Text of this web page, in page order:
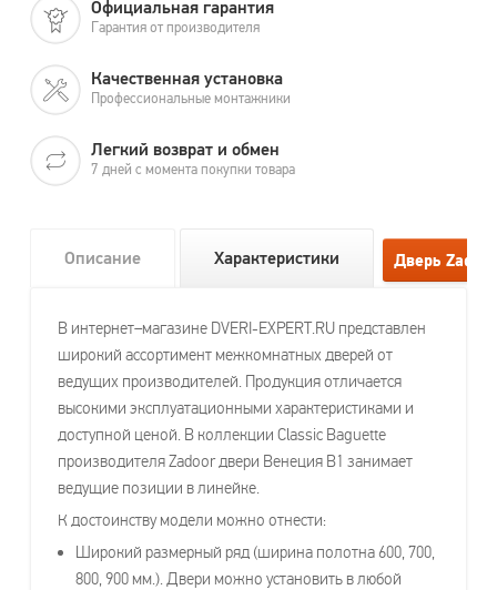
Официальная гарантия
Гарантия от производителя
Качественная установка
Профессиональные монтажники
Легкий возврат и обмен
7 дней с момента покупки товара
Описание Характеристики
В интернет–магазине DVERI-EXPERT.RU представлен
широкий ассортимент межкомнатных дверей от
ведущих производителей. Продукция отличается
высокими эксплуатационными характеристиками и
доступной ценой. В коллекции Classic Baguette
производителя Zadoor двери Венеция В1 занимает
ведущие позиции в линейке.
К достоинству модели можно отнести:
Широкий размерный ряд (ширина полотна 600, 700,
800, 900 мм.). Двери можно установить в любой